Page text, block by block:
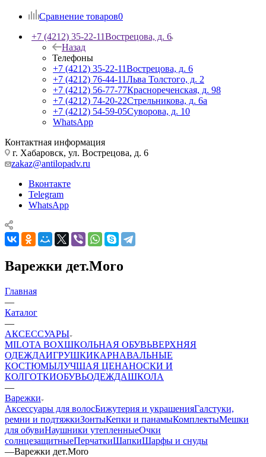
Сравнение товаров0
+7 (4212) 35-22-11Вострецова, д. 6
Назад
Телефоны
+7 (4212) 35-22-11Вострецова, д. 6
+7 (4212) 76-44-11Льва Толстого, д. 2
+7 (4212) 56-77-77Краснореченская, д. 98
+7 (4212) 74-20-22Стрельникова, д. 6а
+7 (4212) 54-59-05Суворова, д. 10
WhatsApp
Контактная информация
г. Хабаровск, ул. Вострецова, д. 6
zakaz@antilopadv.ru
Вконтакте
Telegram
WhatsApp
Варежки дет.Moro
Главная
—
Каталог
—
АКСЕССУАРЫ
MILOTA BOXШКОЛЬНАЯ ОБУВЬВЕРХНЯЯ
ОДЕЖДАИГРУШКИКАРНАВАЛЬНЫЕ
КОСТЮМЫЛУЧШАЯ ЦЕНАНОСКИ И
КОЛГОТКИОБУВЬОДЕЖДАШКОЛА
—
Варежки
Аксессуары для волосБижутерия и украшенияГалстуки,
ремни и подтяжкиЗонтыКепки и панамыКомплектыМешки
для обувиНаушники утепленныеОчки
солнцезащитныеПерчаткиШапкиШарфы и снуды
—Варежки дет.Moro